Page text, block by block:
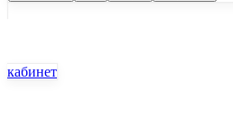
кабинет